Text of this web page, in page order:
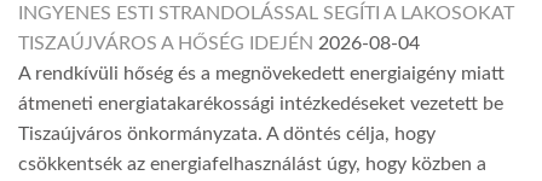
INGYENES ESTI STRANDOLÁSSAL SEGÍTI A LAKOSOKAT
TISZAÚJVÁROS A HŐSÉG IDEJÉN 2026-08-04
A rendkívüli hőség és a megnövekedett energiaigény miatt
átmeneti energiatakarékossági intézkedéseket vezetett be
Tiszaújváros önkormányzata. A döntés célja, hogy
csökkentsék az energiafelhasználást úgy, hogy közben a